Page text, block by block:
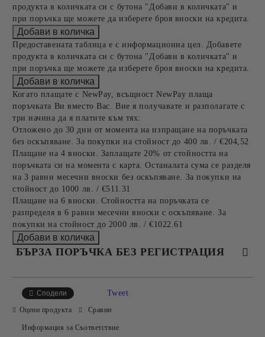
продукта в количката си с бутона "Добави в количката" и
при поръчка ще можете да изберете броя вноски на кредита.
Предоставената таблица е с информационна цел. Добавете
продукта в количката си с бутона "Добави в количката" и
при поръчка ще можете да изберете броя вноски на кредита.
Когато плащате с NewPay, всъщност NewPay плаща
поръчката Ви вместо Вас. Вие я получавате и разполагате с
три начина да я платите към тях:
Отложено до 30 дни от момента на изпращане на поръчката
без оскъпяване. За покупки на стойност до 400 лв. / €204,52
Плащане на 4 вноски. Заплащате 20% от стойността на
поръчката си на момента с карта. Останалата сума се разделя
на 3 равни месечни вноски без оскъпяване. За покупки на
стойност до 1000 лв. / €511.31
Плащане на 6 вноски. Стойността на поръчката се
разпределя в 6 равни месечни вноски с оскъпяване. За
покупки на стойност до 2000 лв. / €1022.61
БЪРЗА ПОРЪЧКА БЕЗ РЕГИСТРАЦИЯ
Сподели
Tweet
Оцени продукта Сравни
Информация за Съответствие